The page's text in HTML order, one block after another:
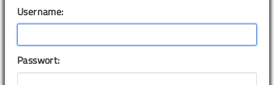
Username:
Passwort: